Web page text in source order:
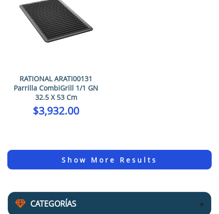
CATEGORÍAS
RATIONAL ARATI00131
Parrilla CombiGrill 1/1 GN
32.5 X 53 Cm
$3,932.00